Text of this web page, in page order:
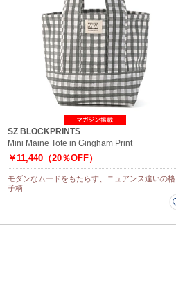
SZ BLOCKPRINTS
Mini Maine Tote in Gingham Print
￥11,440（20％OFF）
モダンなムードをもたらす、ニュアンス違いの格
子柄